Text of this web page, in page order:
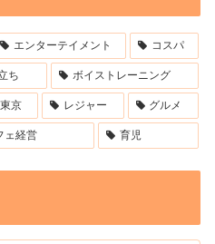
エンターテイメント コスパ
ち ボイストレーニング
東京 レジャー グルメ
ェ経営 育児